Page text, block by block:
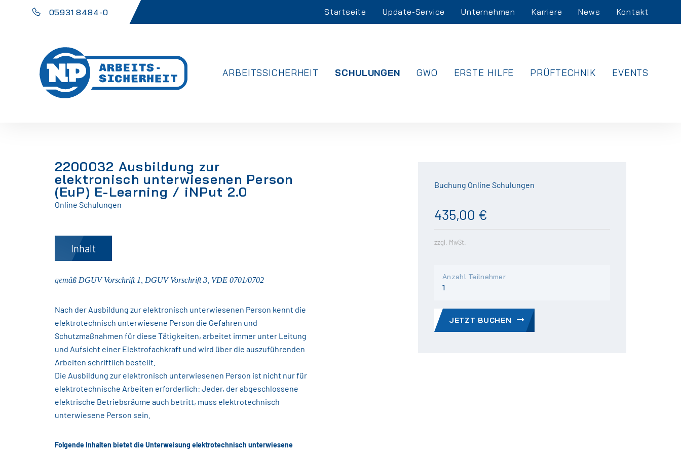
05931 8484-0
Navigation
Startseite Update-Service Unternehmen Karriere News Kontakt
NAVIGATION
ARBEITSSICHERHEIT SCHULUNGEN GWO ERSTE HILFE PRÜFTECHNIK EVENTS
2200032 Ausbildung zur
elektronisch unterwiesenen Person
(EuP) E-Learning / iNPut 2.0
Online Schulungen
Inhalt
gemäß DGUV Vorschrift 1, DGUV Vorschrift 3, VDE 0701/0702
Nach der Ausbildung zur elektronisch unterwiesenen Person kennt die
elektrotechnisch unterwiesene Person die Gefahren und
Schutzmaßnahmen für diese Tätigkeiten, arbeitet immer unter Leitung
und Aufsicht einer Elektrofachkraft und wird über die auszuführenden
Arbeiten schriftlich bestellt.
Die Ausbildung zur elektronisch unterwiesenen Person ist nicht nur für
elektrotechnische Arbeiten erforderlich: Jeder, der abgeschlossene
elektrische Betriebsräume auch betritt, muss elektrotechnisch
unterwiesene Person sein.
Folgende Inhalten bietet die Unterweisung elektrotechnisch unterwiesene
Buchung Online Schulungen
435,00 €
zzgl. MwSt.
Anzahl Teilnehmer
JETZT BUCHEN